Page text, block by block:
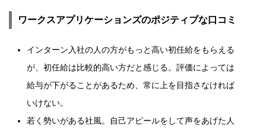
ワークスアプリケーションズのポジティブな口コミ
インターン入社の人の方がもっと高い初任給をもらえる
が、初任給は比較的高い方だと感じる。評価によっては
給与が下がることがあるため、常に上を目指さなければ
いけない。
若く勢いがある社風。自己アピールをして声をあげた人